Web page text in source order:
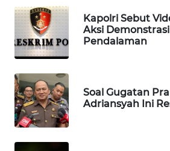
Kapolri Sebut
Aksi
Pendalaman
Soal Gugatan
Adriansyah Ini
Network
KONSUMEN
LISTRIK
MASYARAKAT
KELISTRIKAN
WALINKI
ID